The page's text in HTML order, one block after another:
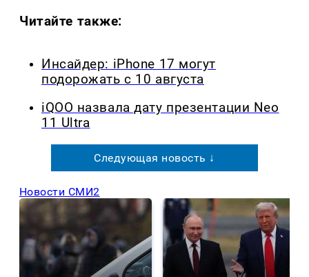
Читайте также:
Инсайдер: iPhone 17 могут
подорожать с 10 августа
iQOO назвала дату презентации Neo
11 Ultra
Следующая новость ↓
Новости СМИ2